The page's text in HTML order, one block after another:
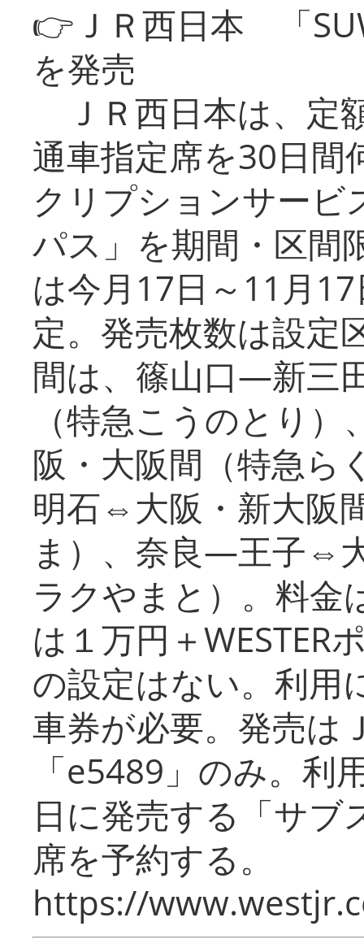
👉ＪＲ西日本 「
を発売
ＪＲ西日本は、定
通車指定席を30日間
クリプションサービ
パス」を期間・区間
は今月17日～11月
定。発売枚数は設定
間は、篠山口―新三
（特急こうのとり
阪・大阪間（特急
明石⇔大阪・新大阪
ま）、奈良―王子⇔
ラクやまと）。料金
は１万円＋WESTER
の設定はない。利用
車券が必要。発売は
「e5489」のみ。利
日に発売する「サブ
席を予約する。
https://